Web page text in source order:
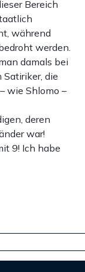
Bereich
während
werden.
damals bei
Satiriker, die
wie Shlomo –
deren
war!
9! Ich habe